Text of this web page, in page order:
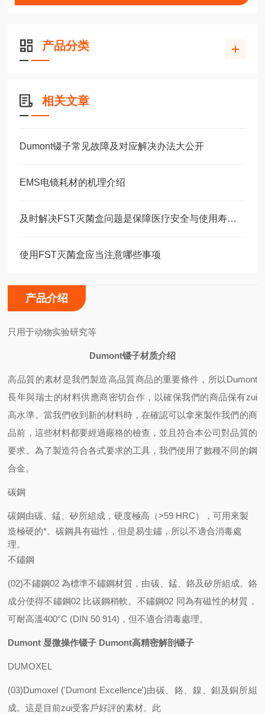
产品分类
相关文章
Dumont镊子常见故障及对应解决办法大公开
EMS电镜耗材的机理介绍
及时解决FST灭菌盒问题是保障医疗安全与使用寿命的关键
使用FST灭菌盒应当注意哪些事项
产品介绍
只用于动物实验研究等
Dumont镊子材质介绍
高品質的素材是我們製造高品質商品的重要條件，所以Dumont
長年與瑞士的材料供應商密切合作，以確保我們的商品保有zui
高水準。當我們收到新的材料時，在確認可以拿來製作我們的商
品前，這些材料都要經過嚴格的檢查，並且符合本公司對品質的
要求。為了製造符合各式要求的工具，我們使用了數種不同的鋼
合金。
碳鋼
碳鋼由碳、錳、矽所組成，硬度極高（>59 HRC），可用來製
造極硬的*。碳鋼具有磁性，但是易生鏽，所以不適合消毒處
理。
不鏽鋼
(02)不鏽鋼02 為標準不鏽鋼材質，由碳、錳、鉻及矽所組成。鉻
成分使得不鏽鋼02 比碳鋼稍軟。不鏽鋼02 同為有磁性的材質，
可耐高溫400°C (DIN 50 914)，但不適合消毒處理。
Dumont 显微操作镊子 Dumont高精密解剖镊子
DUMOXEL
(03)Dumoxel ('Dumont Excellence')由碳、鉻、鎳、鉬及銅所組
成。這是目前zui受客戶好評的素材。此